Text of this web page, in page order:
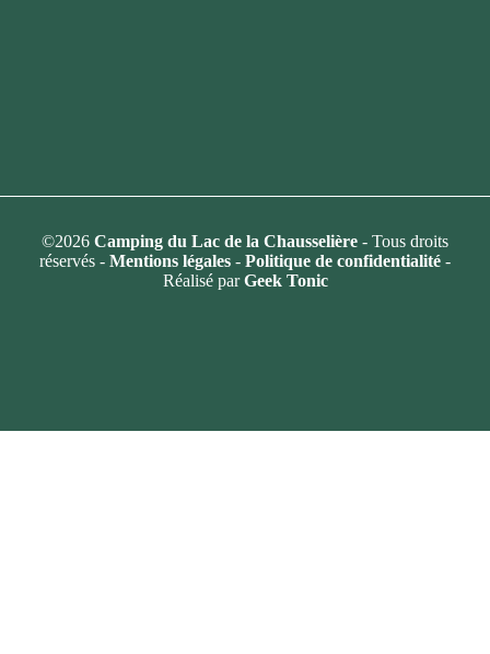
©2026 Camping du Lac de la Chausselière - Tous droits
réservés - Mentions légales - Politique de confidentialité -
Réalisé parGeek Tonic